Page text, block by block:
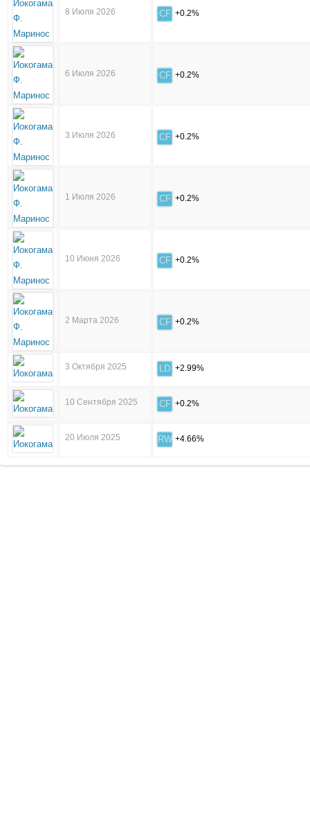
8 Июля 2026 CF +0.2%
6 Июля 2026 CF +0.2%
3 Июля 2026 CF +0.2%
1 Июля 2026 CF +0.2%
10 Июня 2026 CF +0.2%
2 Марта 2026 CF +0.2%
3 Октября 2025 LD +2.99%
10 Сентября 2025 CF +0.2%
20 Июля 2025 RW +4.66%